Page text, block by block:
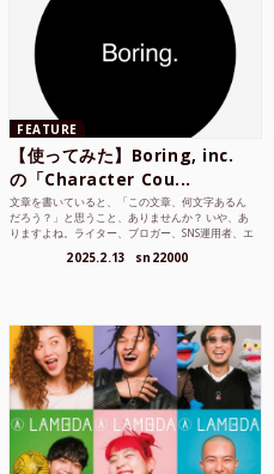
FEATURE
【使ってみた】Boring, inc.
の「Character Cou...
文章を書いていると、「この文章、何文字あるん
だろう？」と思うこと、ありませんか？ いや、あ
りますよね。ライター、ブロガー、SNS運用者、エ
2025.2.13 sn22000